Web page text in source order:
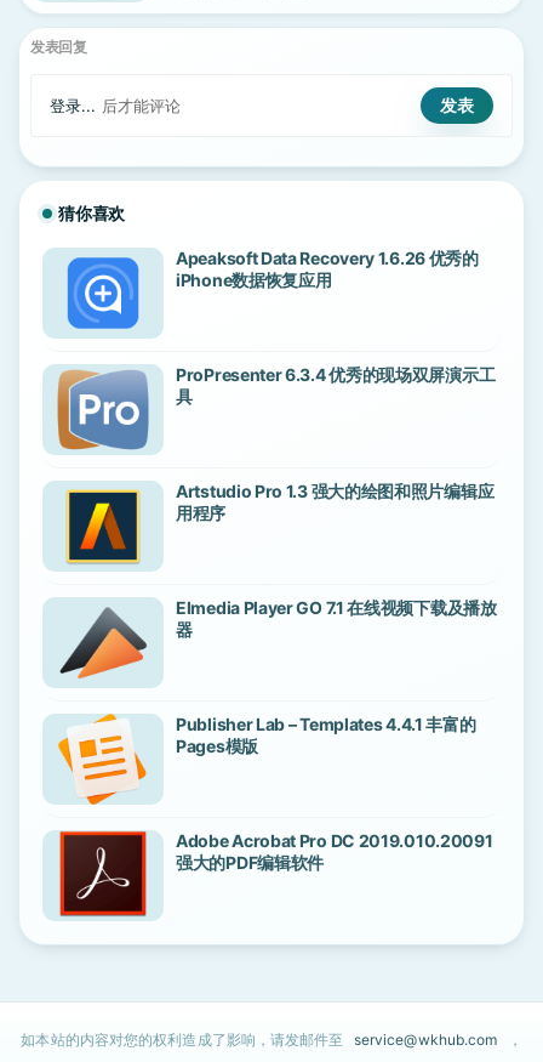
发表回复
登录... 后才能评论
猜你喜欢
Apeaksoft Data Recovery 1.6.26 优秀的
iPhone数据恢复应用
ProPresenter 6.3.4 优秀的现场双屏演示工
具
Artstudio Pro 1.3 强大的绘图和照片编辑应
用程序
Elmedia Player GO 7.1 在线视频下载及播放
器
Publisher Lab – Templates 4.4.1 丰富的
Pages模版
Adobe Acrobat Pro DC 2019.010.20091
强大的PDF编辑软件
如本站的内容对您的权利造成了影响，请发邮件至 service@wkhub.com
，